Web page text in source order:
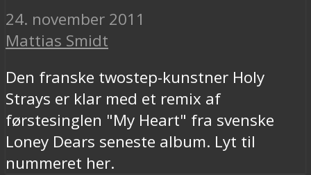
24. november 2011
Mattias Smidt
Den franske twostep-kunstner Holy
Strays er klar med et remix af
førstesinglen "My Heart" fra svenske
Loney Dears seneste album. Lyt til
nummeret her.